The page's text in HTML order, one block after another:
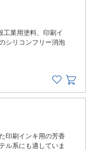
工業用塗料、印刷イ
シリコンフリー消泡
印刷インキ用の芳香
ル系にも適していま